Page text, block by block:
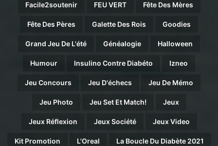
Facile2soutenir FEU VERT Fête Des Mères
Fête Des Pères Galette Des Rois Goodies
Grand Jeu De L'été Généalogie Halloween
Humour Insulino Contre Diabéto Izneo
Jeu Concours Jeu D'échecs Jeu De Mémo
Jeu Photo Jeu Set Et Match! Jeux
Jeux Réflexion Jeux Société Jeux Video
Kit Promotion L'Oreal La Boucle Du Diabète 2021